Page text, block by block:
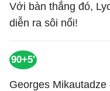
Với bàn thắng đó,
diễn ra sôi nổi!
90+5'
Georges